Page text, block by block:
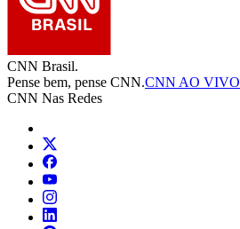
CNN Brasil.
Pense bem, pense CNN.CNN AO VIVO
CNN Nas Redes